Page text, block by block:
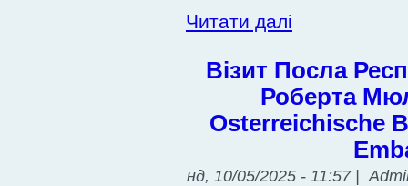
Читати далі
Візит Посла
Роберта
Osterreichische
нд, 10/05/2025 - 11:57 |